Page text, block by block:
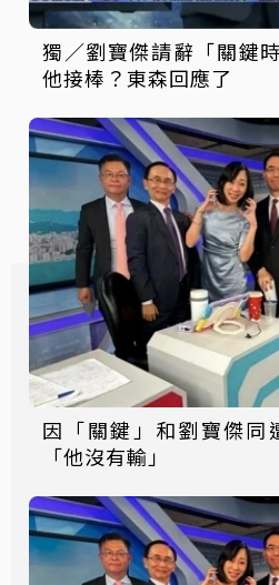
獨／劉寶傑請辭「關鍵
他接棒？東森回應了
因「關鍵」和劉寶傑同
「他沒有輸」